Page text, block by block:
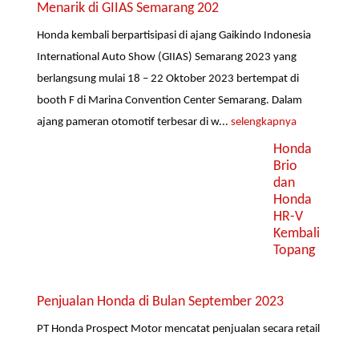
Menarik di GIIAS Semarang 202
Honda kembali berpartisipasi di ajang Gaikindo Indonesia
International Auto Show (GIIAS) Semarang 2023 yang
berlangsung mulai 18 – 22 Oktober 2023 bertempat di
booth F di Marina Convention Center Semarang. Dalam
ajang pameran otomotif terbesar di w...selengkapnya
Honda
Brio
dan
Honda
HR-V
Kembali
Topang
Penjualan Honda di Bulan September 2023
PT Honda Prospect Motor mencatat penjualan secara retail